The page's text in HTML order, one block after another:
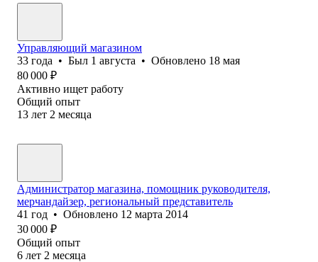
Управляющий магазином
33 года • Был 1 августа • Обновлено 18 мая
80 000 ₽
Активно ищет работу
Общий опыт
13 лет 2 месяца
Администратор магазина, помощник руководителя,
мерчандайзер, региональный представитель
41 год • Обновлено 12 марта 2014
30 000 ₽
Общий опыт
6 лет 2 месяца